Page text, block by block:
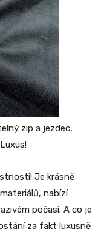
zip a jezdec,
Je krásně
nabízí
počasí. A co je
za fakt luxusně